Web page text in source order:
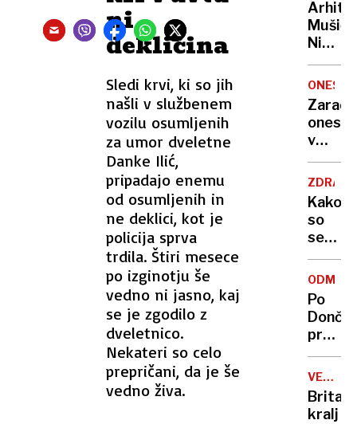
ni
dekličina
Sledi krvi, ki so jih
našli v službenem
vozilu osumljenih
za umor dveletne
Danke Ilić,
pripadajo enemu
od osumljenih in
ne deklici, kot je
policija sprva
trdila. Štiri mesece
po izginotju še
vedno ni jasno, kaj
se je zgodilo z
dveletnico.
Nekateri so celo
prepričani, da je še
vedno živa.
rekord
Mušič:
Nikoli
nisem
da je
to v
moji
sploh
Zaradi
v
delu
voda
Kako
so
se
cilji
vlade
Po
Karma
je
psica,
Nico
VELIKA
kralj